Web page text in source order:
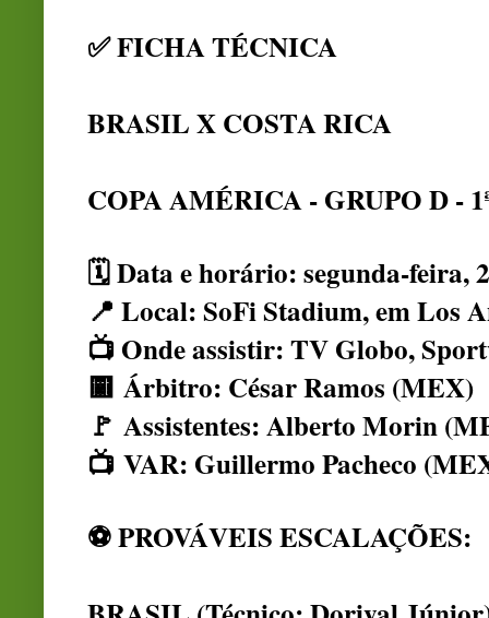
✅ FICHA TÉCNICA
BRASIL X COSTA RICA
COPA AMÉRICA - GRUPO D -
🗓️ Data e horário: segunda-feira,
📍 Local: SoFi Stadium, em Los
📺 Onde assistir: TV Globo,
🟨 Árbitro: César Ramos (MEX)
🚩 Assistentes: Alberto Morin
📺 VAR: Guillermo Pacheco
⚽ PROVÁVEIS ESCALAÇÕES: